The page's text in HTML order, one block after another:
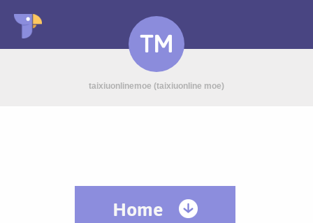
TM
taixiuonlinemoe (taixiuonline moe)
Home